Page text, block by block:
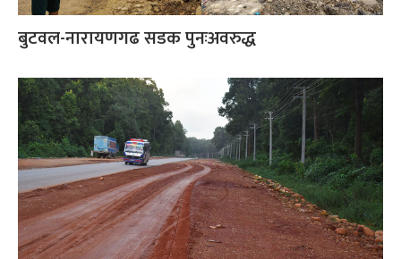
बुटवल-नारायणगढ सडक पुनःअवरुद्ध